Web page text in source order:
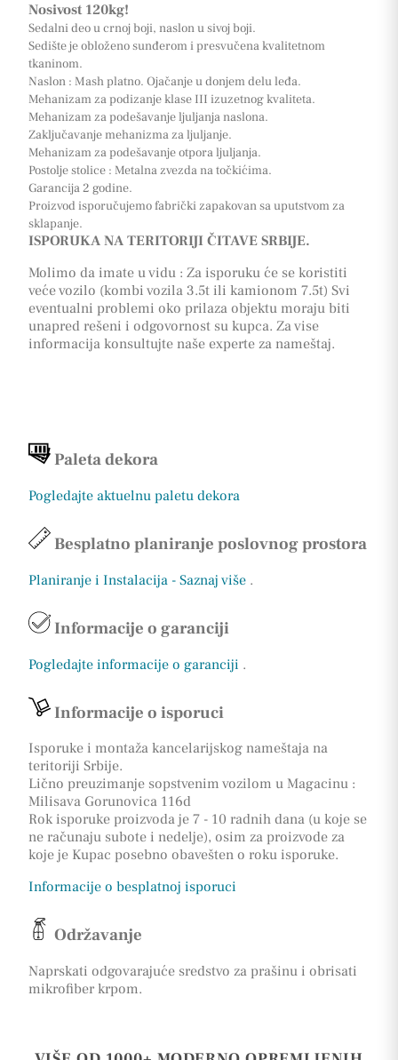
Nosivost 120kg!
Sedalni deo u crnoj boji, naslon u sivoj boji.
Sedište je obloženo sunđerom i presvučena kvalitetnom
tkaninom.
Naslon : Mash platno. Ojačanje u donjem delu leđa.
Mehanizam za podizanje klase III izuzetnog kvaliteta.
Mehanizam za podešavanje ljuljanja naslona.
Zaključavanje mehanizma za ljuljanje.
Mehanizam za podešavanje otpora ljuljanja.
Postolje stolice : Metalna zvezda na točkićima.
Garancija 2 godine.
Proizvod isporučujemo fabrički zapakovan sa uputstvom za
sklapanje.
ISPORUKA NA TERITORIJI ČITAVE SRBIJE.
Molimo da imate u vidu : Za isporuku će se koristiti
veće vozilo (kombi vozila 3.5t ili kamionom 7.5t) Svi
eventualni problemi oko prilaza objektu moraju biti
unapred rešeni i odgovornost su kupca. Za vise
informacija konsultujte naše experte za nameštaj.
Paleta dekora
Pogledajte aktuelnu paletu dekora
Besplatno planiranje poslovnog prostora
Planiranje i Instalacija - Saznaj više .
Informacije o garanciji
Pogledajte informacije o garanciji .
Informacije o isporuci
Isporuke i montaža kancelarijskog nameštaja na
teritoriji Srbije.
Lično preuzimanje sopstvenim vozilom u Magacinu :
Milisava Gorunovica 116d
Rok isporuke proizvoda je 7 - 10 radnih dana (u koje se
ne računaju subote i nedelje), osim za proizvode za
koje je Kupac posebno obavešten o roku isporuke.
Informacije o besplatnoj isporuci
Održavanje
Naprskati odgovarajuće sredstvo za prašinu i obrisati
mikrofiber krpom.